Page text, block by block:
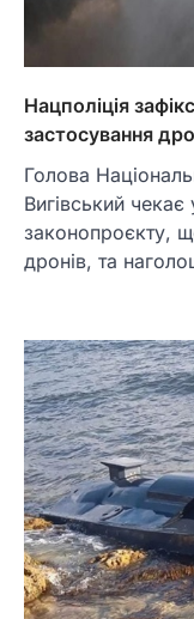
Нацполіція
застосування
Голова
Вигівський
законопроєкту,
дронів, та